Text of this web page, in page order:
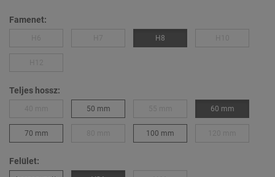
Famenet:
H8
Teljes hossz:
50 mm 60 mm
70 mm 100 mm
Felület: